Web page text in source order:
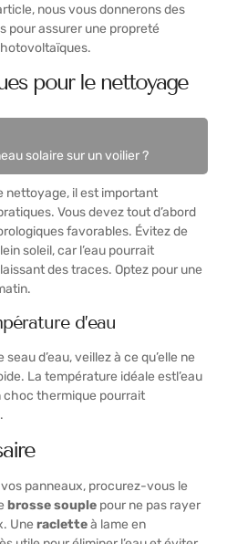
nous vous donnerons des
pour assurer une propreté
pour le nettoyage
solaire sur un voilier ?
nettoyage, il est important
Vous devez tout d’abord
favorables. Évitez de
soleil, car l’eau pourrait
des traces. Optez pour une
d’eau
d’eau, veillez à ce qu’elle ne
La température idéale estl’eau
choc thermique pourrait
panneaux, procurez-vous le
brosse souple pour ne pas rayer
Une racletteà lame en